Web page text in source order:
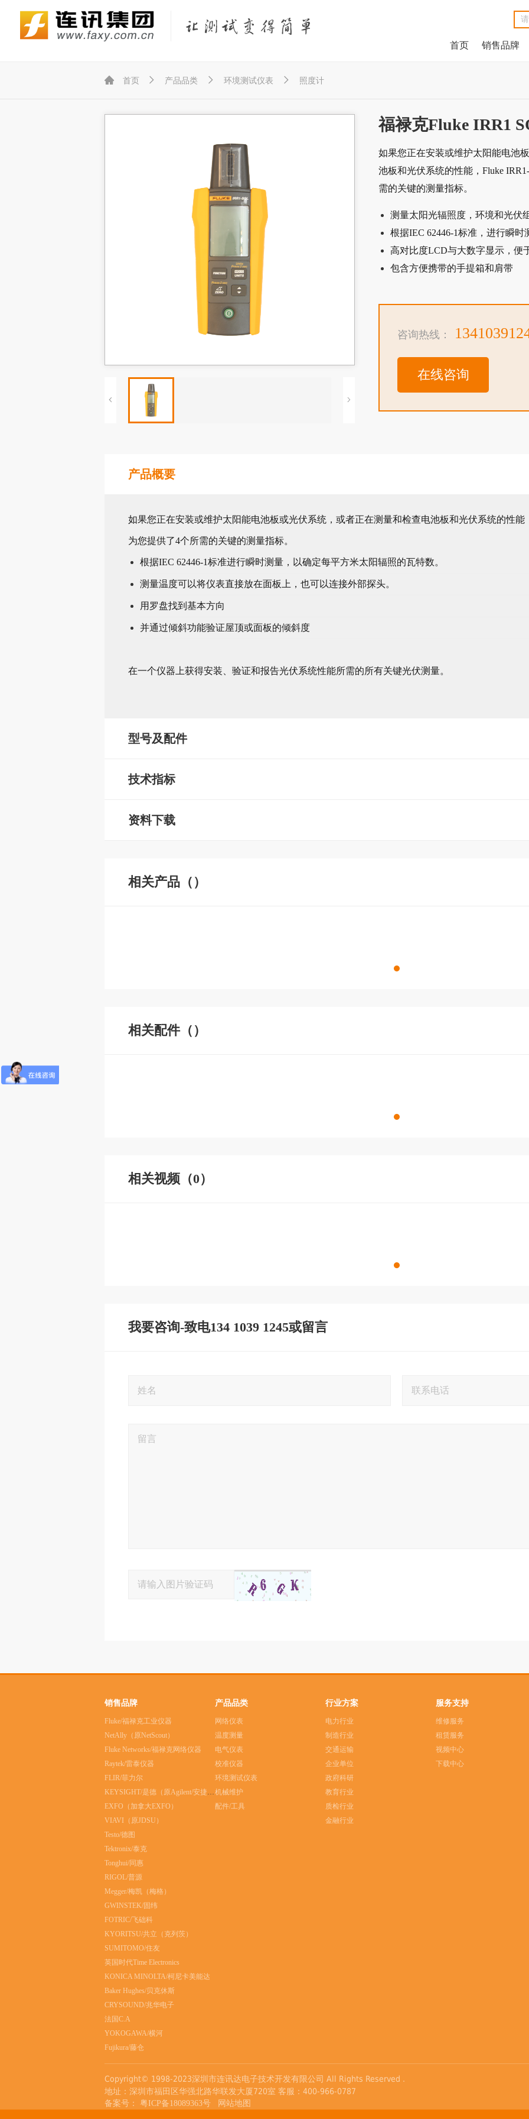
首页 销售品牌
 首页  产品品类  环境测试仪表  照度计
福禄克Fluke IRR1
如果您正在安装或维护太阳能电池
池板和光伏系统的性能，Fluke
需的关键的测量指标。
测量太阳光辐照度，环境和光伏
根据IEC 62446-1标准，进行瞬
高对比度LCD与大数字显示，便
包含方便携带的手提箱和肩带
咨询热线：
在线咨询
产品概要
如果您正在安装或维护太阳能电池板或光伏系统，或者正在测量和检查电池板和光伏系统的性能
为您提供了4个所需的关键的测量指标。
根据IEC 62446-1标准进行瞬时测量，以确定每平方米太阳辐照的瓦特数。
测量温度可以将仪表直接放在面板上，也可以连接外部探头。
用罗盘找到基本方向
并通过倾斜功能验证屋顶或面板的倾斜度
在一个仪器上获得安装、验证和报告光伏系统性能所需的所有关键光伏测量。
型号及配件
技术指标
资料下载
相关产品（）
相关配件（）
相关视频（0）
我要咨询-致电134 1039 1245或留言
销售品牌
Fluke/福禄克工业仪器
NetAlly（原NetScout）
Fluke Networks/福禄克网络仪器
Raytek/雷泰仪器
FLIR/菲力尔
KEYSIGHT/是德（原Agilent/安捷伦）
EXFO（加拿大EXFO）
VIAVI（原JDSU）
Testo/德图
Tektronix/泰克
Tonghui/同惠
RIGOL/普源
Megger/梅凯（梅格）
GWINSTEK/固纬
FOTRIC/飞础科
KYORITSU/共立（克列茨）
SUMITOMO/住友
英国时代Time Electronics
KONICA MINOLTA/柯尼卡美能达
Baker Hughes/贝克休斯
CRYSOUND/兆华电子
法国C.A
YOKOGAWA/横河
Fujikura/藤仓
产品品类
网络仪表
温度测量
电气仪表
校准仪器
环境测试仪表
机械维护
配件/工具
行业方案
电力行业
制造行业
交通运输
企业单位
政府科研
教育行业
质检行业
金融行业
服务支持
维修服务
租赁服务
视频中心
下载中心
Copyright© 1998-2023深圳市连讯达电子技术开发有限公司 All Rights Reserved .
地址：深圳市福田区华强北路华联发大厦720室 客服：400-966-0787
备案号： 粤ICP备18089363号 网站地图